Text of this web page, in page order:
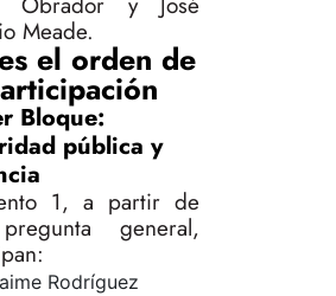
Meade.
el orden de
Bloque:
pública y
1, a partir de
general,
Rodríguez